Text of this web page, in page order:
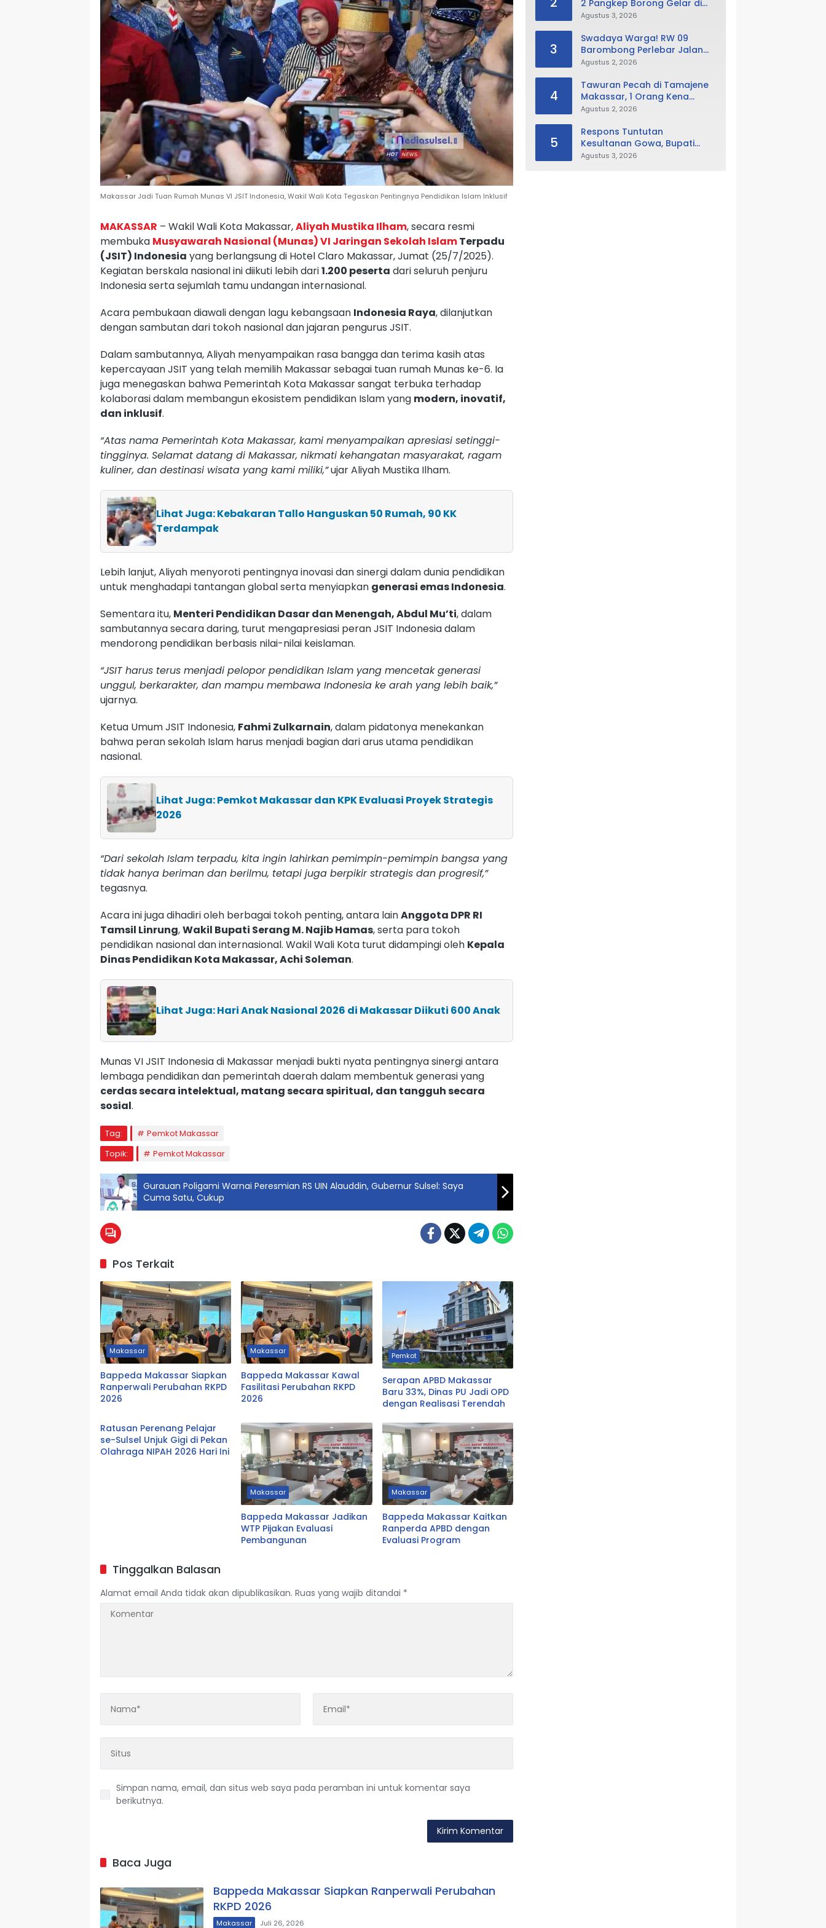
Makassar Jadi Tuan Rumah Munas VI JSIT Indonesia, Wakil Wali Kota Tegaskan Pentingnya Pendidikan Islam Inklusif
MAKASSAR – Wakil Wali Kota Makassar,Aliyah Mustika Ilham, secara resmi
membuka Musyawarah Nasional (Munas) VI Jaringan Sekolah IslamTerpadu
(JSIT) Indonesia yang berlangsung di Hotel Claro Makassar, Jumat (25/7/2025).
Kegiatan berskala nasional ini diikuti lebih dari1.200 peserta dari seluruh penjuru
Indonesia serta sejumlah tamu undangan internasional.
Acara pembukaan diawali dengan lagu kebangsaan Indonesia Raya, dilanjutkan
dengan sambutan dari tokoh nasional dan jajaran pengurus JSIT.
Dalam sambutannya, Aliyah menyampaikan rasa bangga dan terima kasih atas
kepercayaan JSIT yang telah memilih Makassar sebagai tuan rumah Munas ke-6. Ia
juga menegaskan bahwa Pemerintah Kota Makassar sangat terbuka terhadap
kolaborasi dalam membangun ekosistem pendidikan Islam yang modern, inovatif,
dan inklusif.
“Atas nama Pemerintah Kota Makassar, kami menyampaikan apresiasi setinggi-
tingginya. Selamat datang di Makassar, nikmati kehangatan masyarakat, ragam
kuliner, dan destinasi wisata yang kami miliki,”ujar Aliyah Mustika Ilham.
Lihat Juga: Kebakaran Tallo Hanguskan 50 Rumah, 90 KK
Terdampak
Lebih lanjut, Aliyah menyoroti pentingnya inovasi dan sinergi dalam dunia pendidikan
untuk menghadapi tantangan global serta menyiapkan generasi emas Indonesia.
Sementara itu, Menteri Pendidikan Dasar dan Menengah, Abdul Mu’ti, dalam
sambutannya secara daring, turut mengapresiasi peran JSIT Indonesia dalam
mendorong pendidikan berbasis nilai-nilai keislaman.
“JSIT harus terus menjadi pelopor pendidikan Islam yang mencetak generasi
unggul, berkarakter, dan mampu membawa Indonesia ke arah yang lebih baik,”
ujarnya.
Ketua Umum JSIT Indonesia, Fahmi Zulkarnain, dalam pidatonya menekankan
bahwa peran sekolah Islam harus menjadi bagian dari arus utama pendidikan
nasional.
Lihat Juga: Pemkot Makassar dan KPK Evaluasi Proyek Strategis
2026
“Dari sekolah Islam terpadu, kita ingin lahirkan pemimpin-pemimpin bangsa yang
tidak hanya beriman dan berilmu, tetapi juga berpikir strategis dan progresif,”
tegasnya.
Acara ini juga dihadiri oleh berbagai tokoh penting, antara lainAnggota DPR RI
Tamsil Linrung,Wakil Bupati Serang M. Najib Hamas, serta para tokoh
pendidikan nasional dan internasional. Wakil Wali Kota turut didampingi oleh Kepala
Dinas Pendidikan Kota Makassar, Achi Soleman.
Lihat Juga: Hari Anak Nasional 2026 di Makassar Diikuti 600 Anak
Munas VI JSIT Indonesia di Makassar menjadi bukti nyata pentingnya sinergi antara
lembaga pendidikan dan pemerintah daerah dalam membentuk generasi yang
cerdas secara intelektual, matang secara spiritual, dan tangguh secara
sosial.
Tag:
Pemkot Makassar
Topik:
Pemkot Makassar
Gurauan Poligami Warnai Peresmian RS UIN Alauddin, Gubernur Sulsel: Saya
Cuma Satu, Cukup
Pos Terkait
Makassar
Bappeda Makassar Siapkan
Ranperwali Perubahan RKPD
2026
Makassar
Bappeda Makassar Kawal
Fasilitasi Perubahan RKPD
2026
Pemkot
Serapan APBD Makassar
Baru 33%, Dinas PU Jadi OPD
dengan Realisasi Terendah
Ratusan Perenang Pelajar
se-Sulsel Unjuk Gigi di Pekan
Olahraga NIPAH 2026 Hari Ini
Makassar
Bappeda Makassar Jadikan
WTP Pijakan Evaluasi
Pembangunan
Makassar
Bappeda Makassar Kaitkan
Ranperda APBD dengan
Evaluasi Program
Tinggalkan Balasan
Alamat email Anda tidak akan dipublikasikan. Ruas yang wajib ditandai *
Simpan nama, email, dan situs web saya pada peramban ini untuk komentar saya
berikutnya.
Baca Juga
Bappeda Makassar Siapkan Ranperwali Perubahan
RKPD 2026
Makassar Juli 26, 2026
2 Pangkep Borong Gelar di
Putra Putri Pangkep 2026,
dan Fotogenik
Agustus 3, 2026
3
Swadaya Warga! RW 09
Barombong Perlebar Jalan
Lingkungan, Minta Pemkot Tak
Agustus 2, 2026
4
Tawuran Pecah di Tamajene
Makassar, 1 Orang Kena
Busur dan Motor Dibakar
Agustus 2, 2026
5
Respons Tuntutan
Kesultanan Gowa, Bupati
Husniah Buka Peluang
Agustus 3, 2026